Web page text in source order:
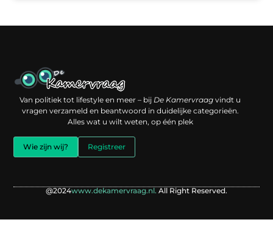
Van politiek tot lifestyle en meer – bijDe Kamervraag vindt u
vragen verzameld en beantwoord in duidelijke categorieën.
Alles wat u wilt weten, op één plek
Wie zijn wij? Registreer
@2024www.dekamervraag.nl. All Right Reserved.